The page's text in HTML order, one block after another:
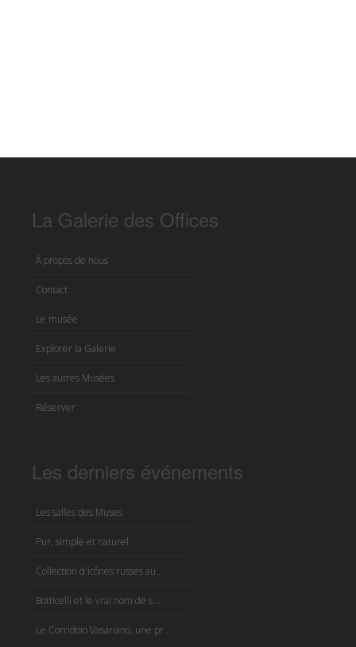
La Galerie des Offices
À propos de nous
Contact
Le musée
Explorer la Galerie
Les autres Musées
Réserver
Les derniers événements
Les salles des Muses
Pur, simple et naturel
Collection d'icônes russes au...
Botticelli et le vrai nom de s...
Le Corridoio Vasariano, une pr...